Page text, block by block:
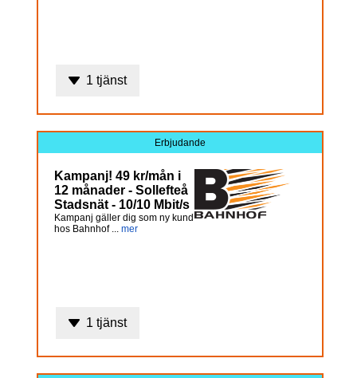
1 tjänst
Erbjudande
Kampanj! 49 kr/mån i
12 månader - Sollefteå
Stadsnät - 10/10 Mbit/s
Kampanj gäller dig som ny kund
hos Bahnhof ... mer
1 tjänst